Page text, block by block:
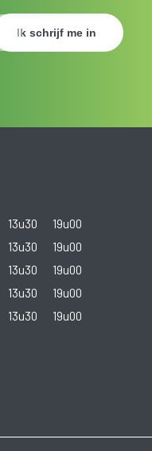
13u30
19u00
13u30
19u00
13u30
19u00
13u30
19u00
13u30
19u00